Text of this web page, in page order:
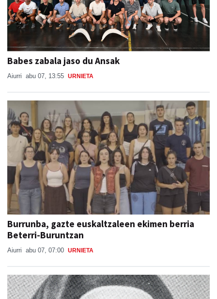
Babes zabala jaso du Ansak
Aiurri abu 07, 13:55 URNIETA
Burrunba, gazte euskaltzaleen ekimen berria
Beterri-Buruntzan
Aiurri abu 07, 07:00 URNIETA